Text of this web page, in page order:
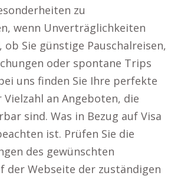
zu
wenn Unverträglichkeiten
ob Sie günstige Pauschalreisen,
oder spontane Trips
uns finden Sie Ihre perfekte
Vielzahl an Angeboten, die
sind. Was in Bezug auf Visa
ist. Prüfen Sie die
des gewünschten
der Webseite der zuständigen